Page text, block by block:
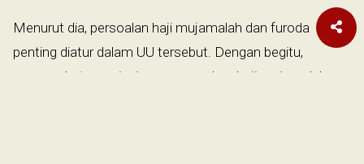
Menurut dia, persoalan haji mujamalah dan furoda
penting diatur dalam UU tersebut. Dengan begitu,
masyarakat yang ingin menggunakan haji mujamalah